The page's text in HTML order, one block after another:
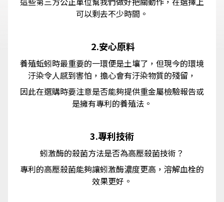
可以剩去不少時間。
2.安心原料
養殖蚯蚓時最重要的一環便是土壤了，但現今的環境
汙染令人感到害怕，擔心會有汙染物質的殘留，
因此在選購時要注意是否能夠提供重金屬檢驗報告或
是擁有專利的養殖法。
3.專利技術
蚓激酶的殺菌方法是否為高壓殺菌技術？
專利的高壓殺菌能夠讓蚓激酶濃度更高，溶解血栓的
效果更好。